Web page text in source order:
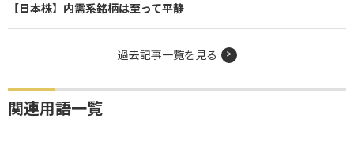
【日本株】内需系銘柄は至って平静
過去記事一覧を見る
関連用語一覧